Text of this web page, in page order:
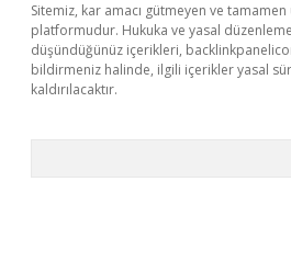
Sitemiz, kar amacı gütmeyen ve
platformudur. Hukuka ve yasal
düşündüğünüz içerikleri,
bildirmeniz halinde, ilgili içerikler yasal
kaldırılacaktır.